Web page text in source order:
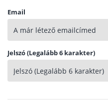
Email
Jelszó (Legalább 6 karakter)